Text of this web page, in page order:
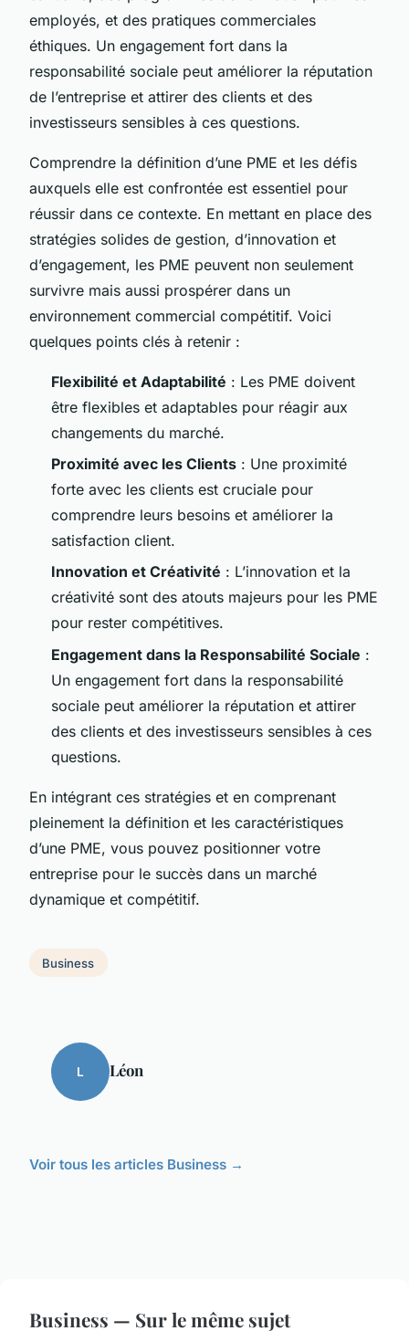
employés, et des pratiques commerciales
éthiques. Un engagement fort dans la
responsabilité sociale peut améliorer la réputation
de l’entreprise et attirer des clients et des
investisseurs sensibles à ces questions.
Comprendre la définition d’une PME et les défis
auxquels elle est confrontée est essentiel pour
réussir dans ce contexte. En mettant en place des
stratégies solides de gestion, d’innovation et
d’engagement, les PME peuvent non seulement
survivre mais aussi prospérer dans un
environnement commercial compétitif. Voici
quelques points clés à retenir :
Flexibilité et Adaptabilité : Les PME doivent
être flexibles et adaptables pour réagir aux
changements du marché.
Proximité avec les Clients : Une proximité
forte avec les clients est cruciale pour
comprendre leurs besoins et améliorer la
satisfaction client.
Innovation et Créativité : L’innovation et la
créativité sont des atouts majeurs pour les PME
pour rester compétitives.
Engagement dans la Responsabilité Sociale :
Un engagement fort dans la responsabilité
sociale peut améliorer la réputation et attirer
des clients et des investisseurs sensibles à ces
questions.
En intégrant ces stratégies et en comprenant
pleinement la définition et les caractéristiques
d’une PME, vous pouvez positionner votre
entreprise pour le succès dans un marché
dynamique et compétitif.
Business
L Léon
Voir tous les articles Business →
Business — Sur le même sujet